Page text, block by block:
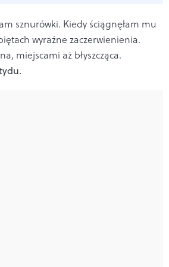
sznurówki. Kiedy ściągnęłam mu
wyraźne zaczerwienienia.
miejscami aż błyszcząca.